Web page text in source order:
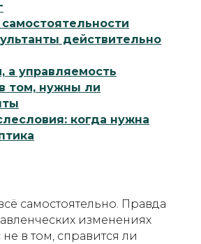
действительно
а управляемость
том, нужны ли
когда нужна
самостоятельно. Правда
изменениях
в том, справится ли